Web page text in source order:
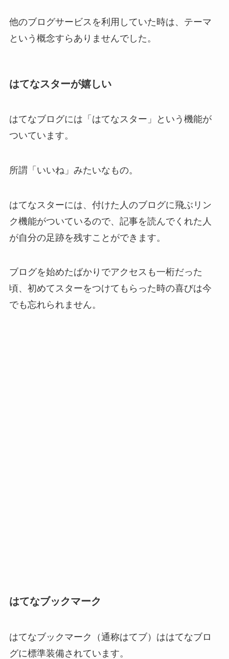
他のブログサービスを利用していた時は、テーマ
という概念すらありませんでした。
はてなスターが嬉しい
はてなブログには「はてなスター」という機能が
ついています。
所謂「いいね」みたいなもの。
はてなスターには、付けた人のブログに飛ぶリン
ク機能がついているので、記事を読んでくれた人
が自分の足跡を残すことができます。
ブログを始めたばかりでアクセスも一桁だった
頃、初めてスターをつけてもらった時の喜びは今
でも忘れられません。
はてなブックマーク
はてなブックマーク（通称はてブ）ははてなブロ
グに標準装備されています。